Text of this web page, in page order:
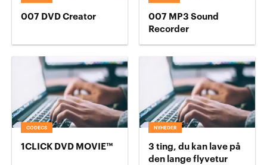
007 DVD Creator
007 MP3 Sound
Recorder
CODECS
1CLICK DVD MOVIE™
NYHEDER
3 ting, du kan lave på
den lange flyvetur